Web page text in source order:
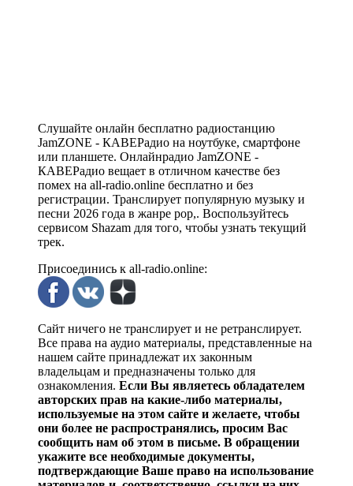
Слушайте онлайн бесплатно радиостанцию
JamZONE - КАВЕРадио на ноутбуке, смартфоне
или планшете. Онлайнрадио JamZONE -
КАВЕРадио вещает в отличном качестве без
помех на all-radio.online бесплатно и без
регистрации. Транслирует популярную музыку и
песни 2026 года в жанре pop,. Воспользуйтесь
сервисом Shazam для того, чтобы узнать текущий
трек.
Присоединись к all-radio.online:
Сайт ничего не транслирует и не ретранслирует.
Все права на аудио материалы, представленные на
нашем сайте принадлежат их законным
владельцам и предназначены только для
ознакомления. Если Вы являетесь обладателем
авторских прав на какие-либо материалы,
используемые на этом сайте и желаете, чтобы
они более не распространялись, просим Вас
сообщить нам об этом в письме. В обращении
укажите все необходимые документы,
подтверждающие Ваше право на использование